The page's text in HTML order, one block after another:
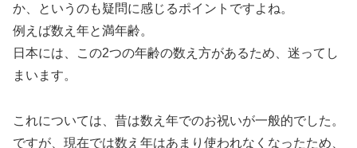
か、というのも疑問に感じるポイントですよね。
例えば数え年と満年齢。
日本には、この2つの年齢の数え方があるため、迷ってし
まいます。
これについては、昔は数え年でのお祝いが一般的でした。
ですが、現在では数え年はあまり使われなくなったため、